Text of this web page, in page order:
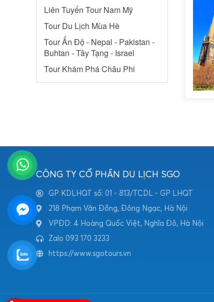
Liên Tuyến Tour Nam Mỹ
Tour Du Lịch Mùa Hè
Tour Ấn Độ - Nepal - Pakistan -
Buhtan - Tây Tạng - Israel
Tour Khám Phá Châu Phi
CÔNG TY CỔ PHẦN DU LỊCH SGO
GP KDLHQT số: 01 - 813/TCDL - GP LHQT
218 Phạm Văn Đồng, Đông Ngạc, Hà Nội
VPĐD: 4 Hoàng Quốc Việt, Nghĩa Đô, Hà Nội
Zalo 093 170 3233
https://www.sgotours.vn